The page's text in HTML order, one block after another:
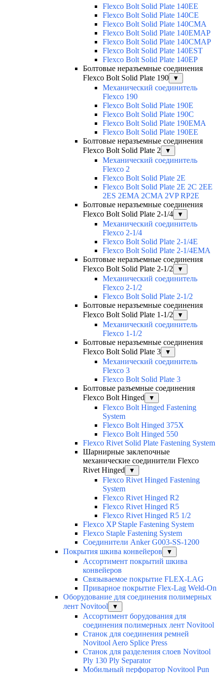
Flexco Bolt Solid Plate 140EE
Flexco Bolt Solid Plate 140CE
Flexco Bolt Solid Plate 140CMA
Flexco Bolt Solid Plate 140EMAP
Flexco Bolt Solid Plate 140CMAP
Flexco Bolt Solid Plate 140EST
Flexco Bolt Solid Plate 140EP
Болтовые неразъемные соединения
Flexco Bolt Solid Plate 190
▼
Механический соединитель
Flexco 190
Flexco Bolt Solid Plate 190E
Flexco Bolt Solid Plate 190C
Flexco Bolt Solid Plate 190EMA
Flexco Bolt Solid Plate 190EE
Болтовые неразъемные соединения
Flexco Bolt Solid Plate 2
▼
Механический соединитель
Flexco 2
Flexco Bolt Solid Plate 2E
Flexco Bolt Solid Plate 2Е 2С 2ЕЕ
2ES 2EMA 2CMA 2VP RP2E
Болтовые неразъемные соединения
Flexco Bolt Solid Plate 2-1/4
▼
Механический соединитель
Flexco 2-1/4
Flexco Bolt Solid Plate 2-1/4E
Flexco Bolt Solid Plate 2-1/4EMA
Болтовые неразъемные соединения
Flexco Bolt Solid Plate 2-1/2
▼
Механический соединитель
Flexco 2-1/2
Flexco Bolt Solid Plate 2-1/2
Болтовые неразъемные соединения
Flexco Bolt Solid Plate 1-1/2
▼
Механический соединитель
Flexco 1-1/2
Болтовые неразъемные соединения
Flexco Bolt Solid Plate 3
▼
Механический соединитель
Flexco 3
Flexco Bolt Solid Plate 3
Болтовые разъемные соединения
Flexco Bolt Hinged
▼
Flexco Bolt Hinged Fastening
System
Flexco Bolt Hinged 375X
Flexco Bolt Hinged 550
Flexco Rivet Solid Plate Fastening System
Шарнирные заклепочные
механические соединители Flexco
Rivet Hinged
▼
Flexco Rivet Hinged Fastening
System
Flexco Rivet Hinged R2
Flexco Rivet Hinged R5
Flexco Rivet Hinged R5 1/2
Flexco XP Staple Fastening System
Flexco Staple Fastening System
Соединители Anker G003-SS-1200
Покрытия шкива конвейеров
▼
Ассортимент покрытий шкива
конвейеров
Связываемое покрытие FLEX-LAG
Приварное покрытие Flex-Lag Weld-On
Оборудование для соединения полимерных
лент Novitool
▼
Ассортимент борудования для
соединения полимерных лент Novitool
Станок для соединения ремней
Novitool Aero Splice Press
Станок для разделения слоев Novitool
Ply 130 Ply Separator
Мобильный перфоратор Novitool Pun